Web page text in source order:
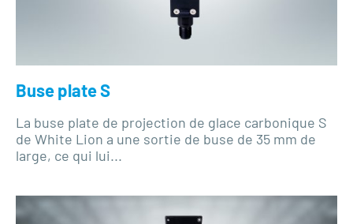
Buse plate S
La buse plate de projection de glace carbonique S
de White Lion a une sortie de buse de 35 mm de
large, ce qui lui...